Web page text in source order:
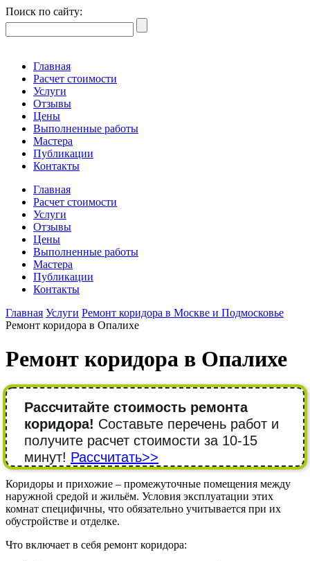
Поиск по сайту:
Главная
Расчет стоимости
Услуги
Отзывы
Цены
Выполненные работы
Мастера
Публикации
Контакты
Главная
Расчет стоимости
Услуги
Отзывы
Цены
Выполненные работы
Мастера
Публикации
Контакты
Главная Услуги Ремонт коридора в Москве и Подмосковье
Ремонт коридора в Опалихе
Ремонт коридора в Опалихе
Рассчитайте стоимость ремонта
коридора! Составьте перечень работ и
получите расчет стоимости за 10-15
минут! Рассчитать>>
Коридоры и прихожие – промежуточные помещения между
наружной средой и жильём. Условия эксплуатации этих
комнат специфичны, что обязательно учитывается при их
обустройстве и отделке.
Что включает в себя ремонт коридора: